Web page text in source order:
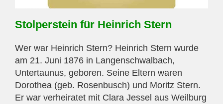
Stolperstein für Heinrich Stern
Wer war Heinrich Stern? Heinrich Stern wurde
am 21. Juni 1876 in Langenschwalbach,
Untertaunus, geboren. Seine Eltern waren
Dorothea (geb. Rosenbusch) und Moritz Stern.
Er war verheiratet mit Clara Jessel aus Weilburg